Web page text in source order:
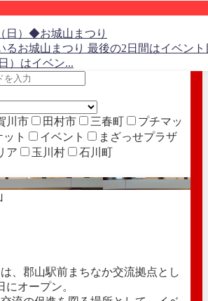
日）◆お城山まつり
るお城山まつり 最後の2日間はイベン
）はイベン...
川市 田村市 三春町
プチマッ
ト イベント
まざっせプラザ
ア 玉川村 石川町
、郡山駅前まちなか交流拠点とし
にオープン。